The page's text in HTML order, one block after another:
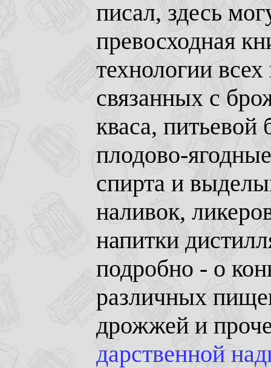
писал, здесь
превосходная
технологии
связанных с
кваса, питьевой
плодово-
спирта и
наливок,
напитки
подробно - о
различных
дрожжей и
дарственной